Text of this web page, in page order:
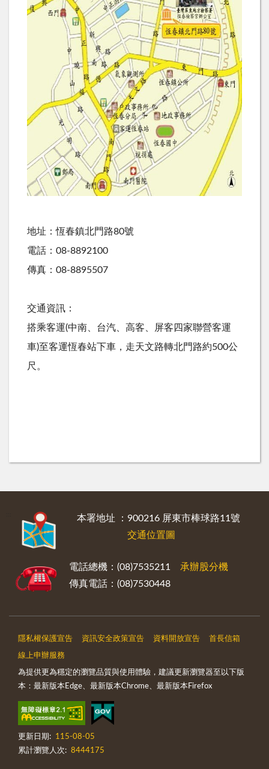
地址：恆春鎮北門路80號
電話：08-8892100
傳真：08-8895507
交通資訊：
搭乘客運(中南、台汽、高客、屏客四家聯營客運
車)至客運恆春站下車，走天文路轉北門路約500公
尺。
本署地址 ：900216 屏東市棒球路11號
交通位置圖
電話總機：(08)7535211 承辦股分機
傳真電話：(08)7530448
隱私權保護宣告 資訊安全政策宣告 資料開放宣告 首長信箱
線上申辦服務
為提供更為穩定的瀏覽品質與使用體驗，建議更新瀏覽器至以下版
本：最新版本Edge、最新版本Chrome、最新版本Firefox
更新日期:
115-08-05
累計瀏覽人次: 8444175